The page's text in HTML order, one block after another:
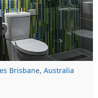
Brisbane, Australia